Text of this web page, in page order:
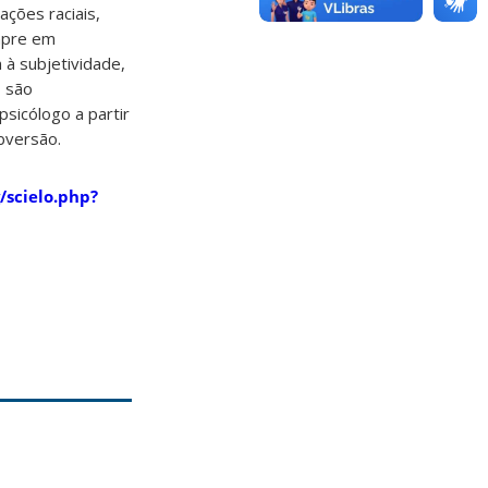
raciais,
em
subjetividade,
são
a partir